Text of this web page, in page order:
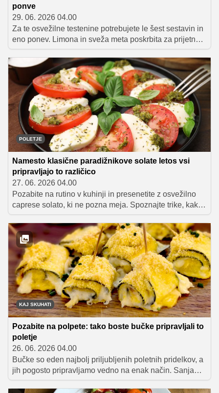
ponve
29. 06. 2026 04.00
Za te osvežilne testenine potrebujete le šest sestavin in
eno ponev. Limona in sveža meta poskrbita za prijetno
svežino, medtem ko nariban sir in škrobnata voda od
kuhanja testenin ustvarita bogato, svilnato omako brez
kančka smetane.
POLETJE
Namesto klasične paradižnikove solate letos vsi
pripravljajo to različico
27. 06. 2026 04.00
Pozabite na rutino v kuhinji in presenetite z osvežilno
caprese solato, ki ne pozna meja. Spoznajte trike, kako
z menjavo sira, dodatkom sadja ali pesta ustvariti
nepozabno poletno jed, ki bo hit vašega naslednjega
piknika.
KAJ SKUHATI
Pozabite na polpete: tako boste bučke pripravljali to
poletje
26. 06. 2026 04.00
Bučke so eden najbolj priljubljenih poletnih pridelkov, a
jih pogosto pripravljamo vedno na enak način. Sanja
Sirk predlaga okusno alternativo: pečene bučkine rolice